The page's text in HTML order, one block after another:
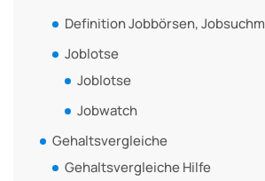
Definition Jobbörsen,
Joblotse
Joblotse
Jobwatch
Gehaltsvergleiche
Gehaltsvergleiche Hilfe